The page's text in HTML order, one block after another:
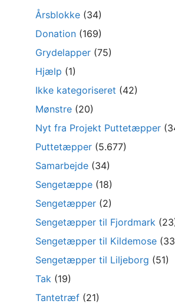
Årsblokke (34)
Donation (169)
Grydelapper (75)
Hjælp (1)
Ikke kategoriseret (42)
Mønstre (20)
Nyt fra Projekt Puttetæpper
Puttetæpper (5.677)
Samarbejde (34)
Sengetæppe (18)
Sengetæpper (2)
Sengetæpper til Fjordmark
Sengetæpper til Kildemose
Sengetæpper til Liljeborg (51)
Tak (19)
Tantetræf (21)